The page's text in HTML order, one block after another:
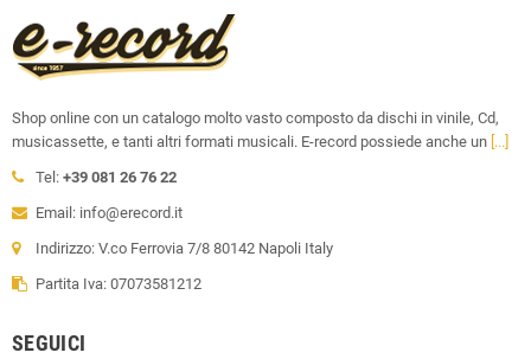
Shop online con un catalogo molto vasto composto da dischi in vinile, Cd,
musicassette, e tanti altri formati musicali. E-record possiede anche un [...]
Tel: +39 081 26 76 22
Email: info@erecord.it
Indirizzo: V.co Ferrovia 7/8 80142 Napoli Italy
Partita Iva: 07073581212
SEGUICI